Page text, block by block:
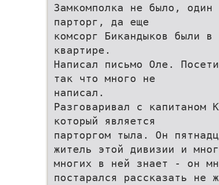
Замкомполка не было, один
парторг, да еще
комсорг Бикандыков были в
квартире.
Написал письмо Оле.
так что много не
написал.
Разговаривал с
который является
парторгом тыла. Он
житель этой дивизии и
многих в ней знает - он
постарался рассказать не